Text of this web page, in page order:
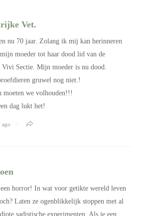
Vet.
nu 70 jaar. Zolang ik mij kan herinneren
moeder tot haar dood lid van de
Sectie. Mijn moeder is nu dood.
gruwel nog niet.!
moeten we volhouden!!!
dag lukt het!
ago
horror! In wat voor getikte wereld leven
Laten ze ogenblikkelijk stoppen met al
sadistische experimenten. Als je een